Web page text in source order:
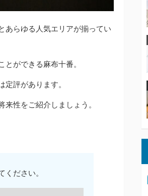
あらゆる人気エリアが揃ってい
ができる麻布十番。
評があります。
性をご紹介しましょう。
ださい。